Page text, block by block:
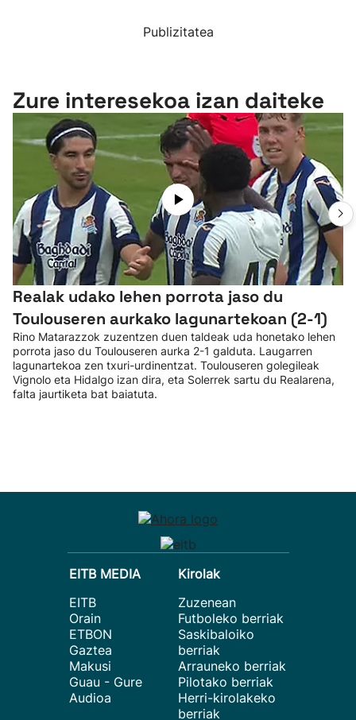
Publizitatea
Zure interesekoa izan daiteke
Realak udako lehen porrota jaso du
Toulouseren aurkako lagunartekoan (2-1)
Rino Matarazzok zuzentzen duen taldeak uda honetako lehen
porrota jaso du Toulouseren aurka 2-1 galduta. Laugarren
lagunartekoa zen txuri-urdinentzat. Toulouseren golegileak
Vignolo eta Hidalgo izan dira, eta Solerrek sartu du Realarena,
falta jaurtiketa bat baiatuta.
EITB MEDIA
EITB
Orain
ETBON
Gaztea
Makusi
Guau - Gure
Audioa
Kirolak
Zuzenean
Futboleko berriak
Saskibaloiko
berriak
Arrauneko berriak
Pilotako berriak
Herri-kirolakeko
berriak